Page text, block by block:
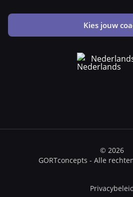
Kies jouw
© 2026
GORTconcepts - Alle